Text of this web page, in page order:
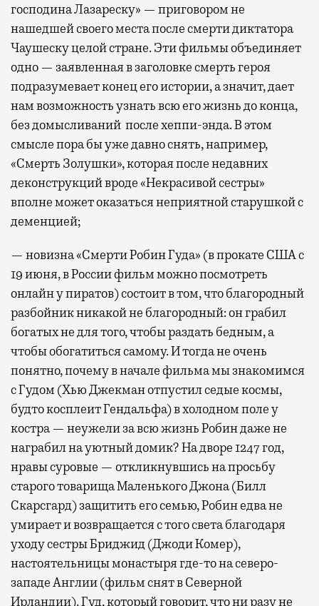
господина Лазареску» — приговором не
нашедшей своего места после смерти диктатора
Чаушеску целой стране. Эти фильмы объединяет
одно — заявленная в заголовке смерть героя
подразумевает конец его истории, а значит, дает
нам возможность узнать всю его жизнь до конца,
без домысливаний после хеппи-энда. В этом
смысле пора бы уже давно снять, например,
«Смерть Золушки», которая после недавних
деконструкций вроде «Некрасивой сестры»
вполне может оказаться неприятной старушкой с
деменцией;
— новизна «Смерти Робин Гуда» (в прокате США с
19 июня, в России фильм можно посмотреть
онлайн у пиратов) состоит в том, что благородный
разбойник никакой не благородный: он грабил
богатых не для того, чтобы раздать бедным, а
чтобы обогатиться самому. И тогда не очень
понятно, почему в начале фильма мы знакомимся
с Гудом (Хью Джекман отпустил седые космы,
будто косплеит Гендальфа) в холодном поле у
костра — неужели за всю жизнь Робин даже не
награбил на уютный домик? На дворе 1247 год,
нравы суровые — откликнувшись на просьбу
старого товарища Маленького Джона (Билл
Скарсгард) защитить его семью, Робин едва не
умирает и возвращается с того света благодаря
уходу сестры Бриджид (Джоди Комер),
настоятельницы монастыря где-то на северо-
западе Англии (фильм снят в Северной
Ирландии). Гуд, который говорит, что ни разу не